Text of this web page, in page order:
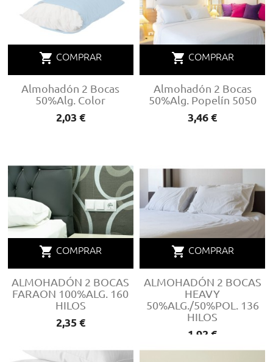
Almohadón 2 Bocas
50%Alg. Color
Precio
2,03 €
shopping_cart COMPRAR
Almohadón 2 Bocas
50%Alg. Popelín 5050
Precio
3,46 €
shopping_cart COMPRAR
ALMOHADÓN 2 BOCAS
FARAON 100%ALG. 160
HILOS
Precio
2,35 €
shopping_cart COMPRAR
ALMOHADÓN 2 BOCAS
HEAVY
50%ALG./50%POL. 136
HILOS
Precio
1,92 €
shopping_cart COMPRAR